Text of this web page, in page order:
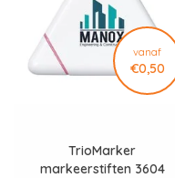
vanaf
€0,50
TrioMarker
markeerstiften 3604